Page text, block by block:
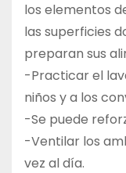
los elementos
las superficies
preparan sus
-Practicar el
niños y a los
-Se puede
-Ventilar los
vez al día.